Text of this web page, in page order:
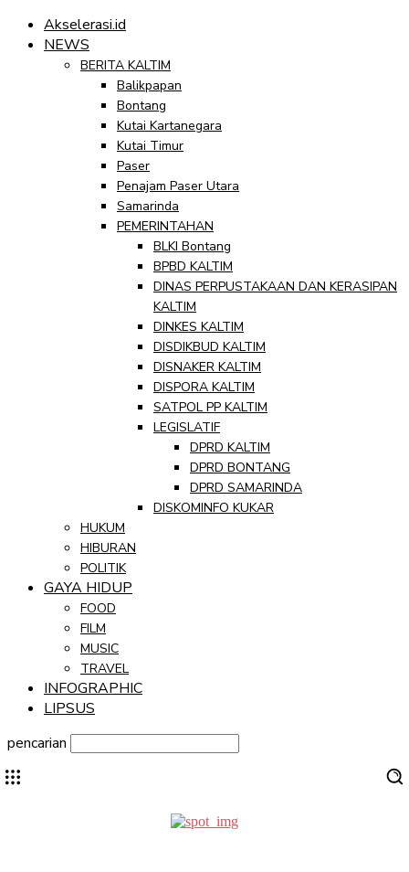
Akselerasi.id
NEWS
BERITA KALTIM
Balikpapan
Bontang
Kutai Kartanegara
Kutai Timur
Paser
Penajam Paser Utara
Samarinda
PEMERINTAHAN
BLKI Bontang
BPBD KALTIM
DINAS PERPUSTAKAAN DAN KERASIPAN
KALTIM
DINKES KALTIM
DISDIKBUD KALTIM
DISNAKER KALTIM
DISPORA KALTIM
SATPOL PP KALTIM
LEGISLATIF
DPRD KALTIM
DPRD BONTANG
DPRD SAMARINDA
DISKOMINFO KUKAR
HUKUM
HIBURAN
POLITIK
GAYA HIDUP
FOOD
FILM
MUSIC
TRAVEL
INFOGRAPHIC
LIPSUS
pencarian